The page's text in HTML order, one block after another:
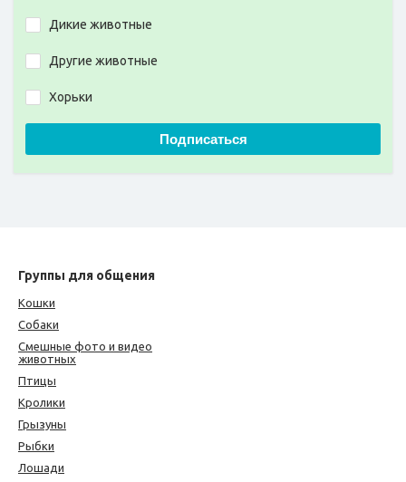
Дикие животные
Другие животные
Хорьки
Подписаться
Группы для общения
Кошки
Собаки
Смешные фото и видео
животных
Птицы
Кролики
Грызуны
Рыбки
Лошади